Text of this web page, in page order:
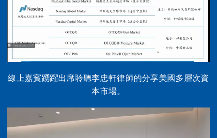
線上嘉賓踴躍出席聆聽李忠軒律師的分享美國多層次資
本市場。